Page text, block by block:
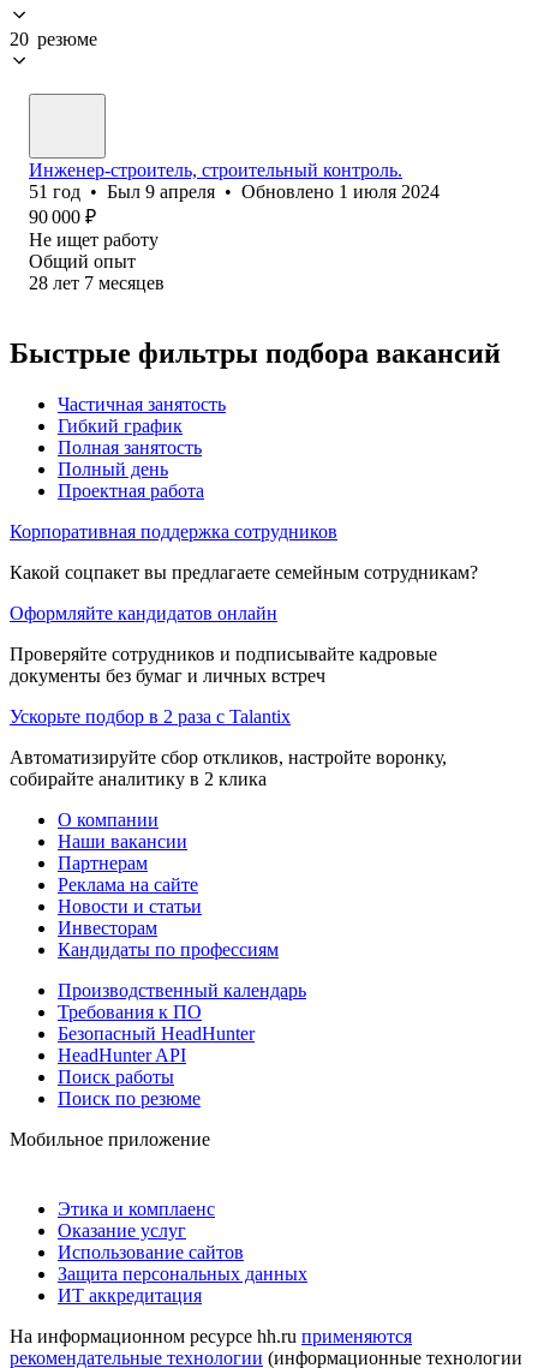
20 резюме
Инженер-строитель, строительный контроль.
51 год • Был 9 апреля • Обновлено 1 июля 2024
90 000 ₽
Не ищет работу
Общий опыт
28 лет 7 месяцев
Быстрые фильтры подбора вакансий
Частичная занятость
Гибкий график
Полная занятость
Полный день
Проектная работа
Корпоративная поддержка сотрудников
Какой соцпакет вы предлагаете семейным сотрудникам?
Оформляйте кандидатов онлайн
Проверяйте сотрудников и подписывайте кадровые
документы без бумаг и личных встреч
Ускорьте подбор в 2 раза с Talantix
Автоматизируйте сбор откликов, настройте воронку,
собирайте аналитику в 2 клика
О компании
Наши вакансии
Партнерам
Реклама на сайте
Новости и статьи
Инвесторам
Кандидаты по профессиям
Производственный календарь
Требования к ПО
Безопасный HeadHunter
HeadHunter API
Поиск работы
Поиск по резюме
Мобильное приложение
Этика и комплаенс
Оказание услуг
Использование сайтов
Защита персональных данных
ИТ аккредитация
На информационном ресурсе hh.ru применяются
рекомендательные технологии (информационные технологии